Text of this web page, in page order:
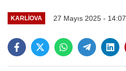
KARLIOVA 27 Mayıs 2025 - 14:07